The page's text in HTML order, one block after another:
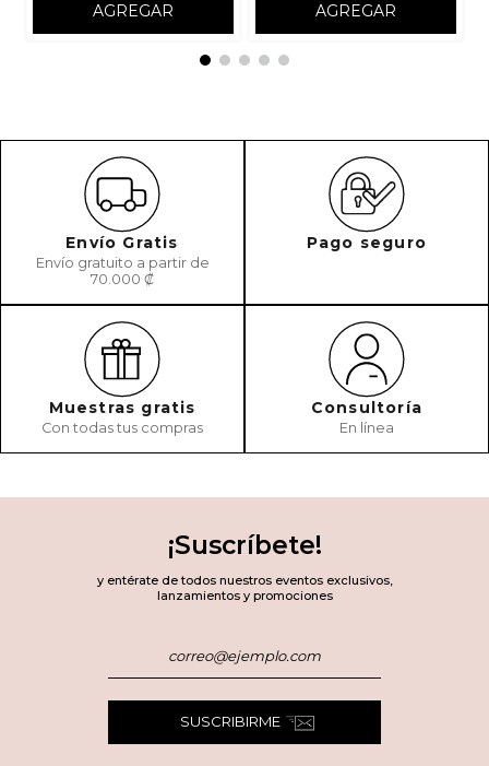
AGREGAR AGREGAR
Envío Gratis
Envío gratuito a partir de
70.000 ₡
Pago seguro
Muestras gratis
Con todas tus compras
Consultoría
En línea
¡Suscríbete!
y entérate de todos nuestros eventos exclusivos,
lanzamientos y promociones
SUSCRIBIRME